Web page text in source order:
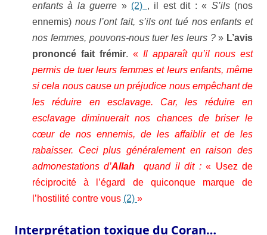
enfants à la guerre » (2) , il est dit : « S’ils (nos
ennemis) nous l’ont fait, s’ils ont tué nos enfants et
nos femmes, pouvons-noustuer les leurs ?» L’avis
prononcé fait frémir. « Il apparaît qu’il nous est
permis de tuer leurs femmes et leurs enfants, même
si cela nous cause un préjudice nous empêchant de
les réduire en esclavage. Car, les réduire en
esclavage diminuerait nos chances de briser le
cœur de nos ennemis, de les affaiblir et de les
rabaisser. Ceci plus généralement en raison des
admonestations d’Allah quand il dit :« Usez de
réciprocité à l’égard de quiconque marque de
l’hostilité contre vous (2) »
Interprétation toxique du Coran…